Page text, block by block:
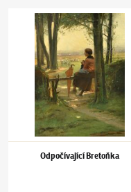
Václav Brožík(1851–1901)
Odpočívající Bretoňka